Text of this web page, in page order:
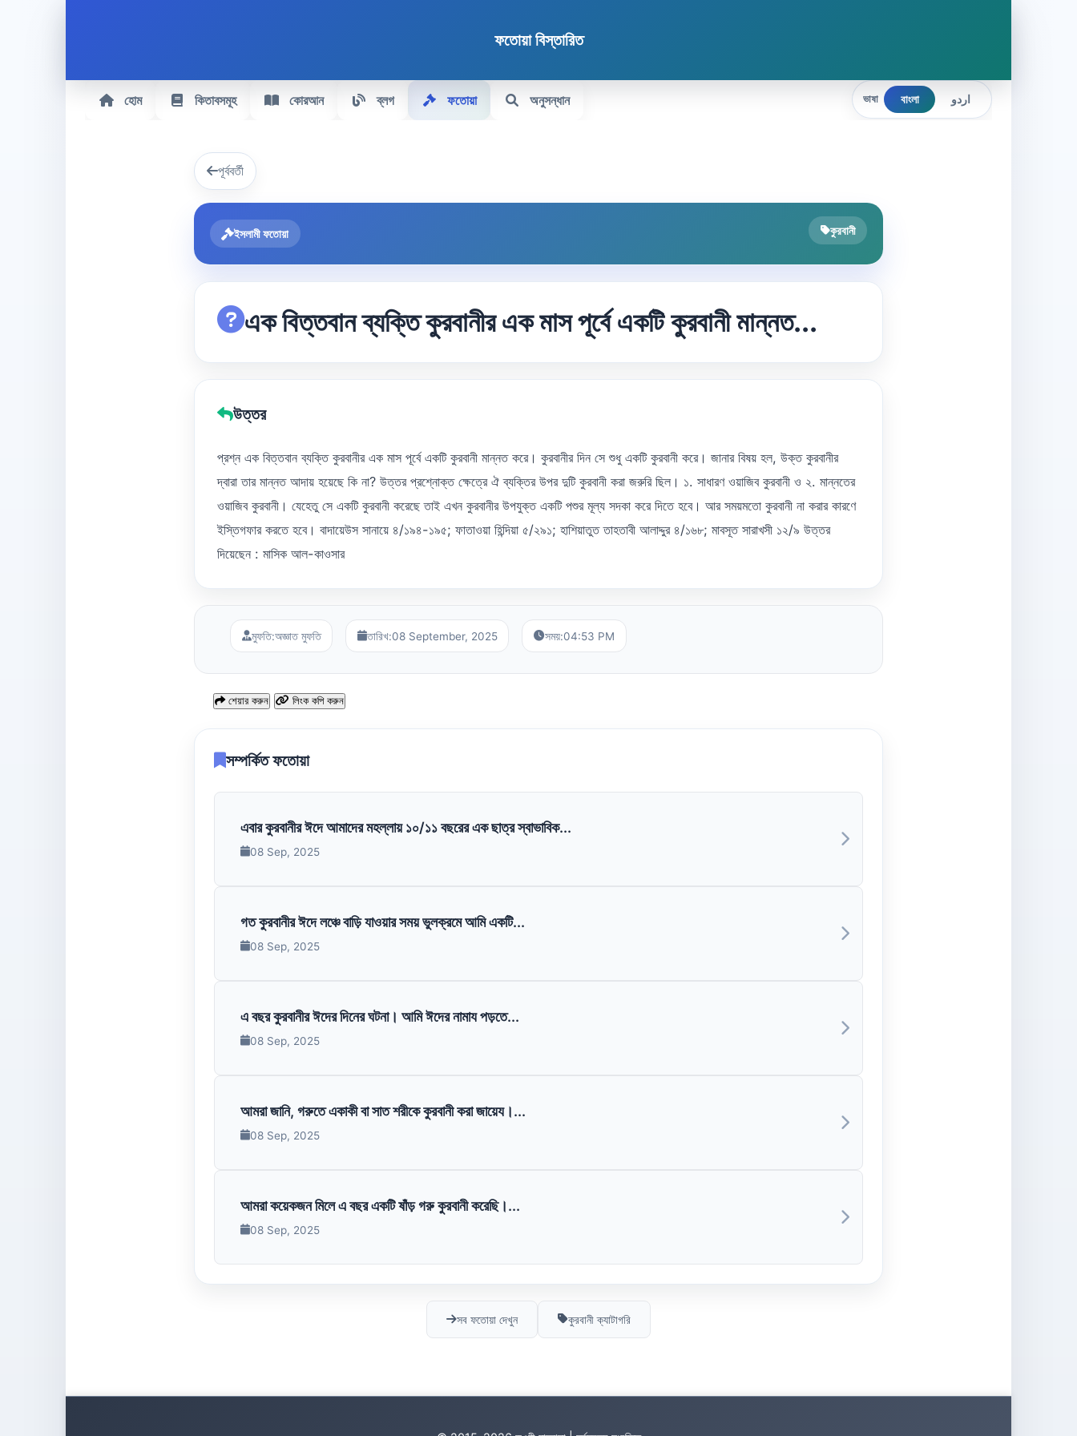
ফতোয়া বিস্তারিত
হোম কিতাবসমূহ কোরআন ব্লগ ফতোয়া অনুসন্ধান ভাষা বাংলা اردو
পূর্ববর্তী
ইসলামী ফতোয়া কুরবানী
এক বিত্তবান ব্যক্তি কুরবানীর এক মাস পূর্বে একটি কুরবানী মান্নত...
উত্তর
প্রশ্ন এক বিত্তবান ব্যক্তি কুরবানীর এক মাস পূর্বে একটি কুরবানী মান্নত করে। কুরবানীর দিন সে শুধু একটি কুরবানী করে। জানার বিষয় হল, উক্ত কুরবানীর
দ্বারা তার মান্নত আদায় হয়েছে কি না? উত্তর প্রশ্নোক্ত ক্ষেত্রে ঐ ব্যক্তির উপর দুটি কুরবানী করা জরুরি ছিল। ১. সাধারণ ওয়াজিব কুরবানী ও ২. মান্নতের
ওয়াজিব কুরবানী। যেহেতু সে একটি কুরবানী করেছে তাই এখন কুরবানীর উপযুক্ত একটি পশুর মূল্য সদকা করে দিতে হবে। আর সময়মতো কুরবানী না করার কারণে
ইস্তিগফার করতে হবে। বাদায়েউস সানায়ে ৪/১৯৪-১৯৫; ফাতাওয়া হিন্দিয়া ৫/২৯১; হাশিয়াতুত তাহতাবী আলাদ্দুর ৪/১৬৮; মাবসূত সারাখসী ১২/৯ উত্তর
দিয়েছেন : মাসিক আল-কাওসার
মুফতি:অজ্ঞাত মুফতি তারিখ:08 September, 2025 সময়:04:53 PM
শেয়ার করুন লিংক কপি করুন
সম্পর্কিত ফতোয়া
এবার কুরবানীর ঈদে আমাদের মহল্লায় ১০/১১ বছরের এক ছাত্র স্বাভাবিক...
08 Sep, 2025
গত কুরবানীর ঈদে লঞ্চে বাড়ি যাওয়ার সময় ভুলক্রমে আমি একটি...
08 Sep, 2025
এ বছর কুরবানীর ঈদের দিনের ঘটনা। আমি ঈদের নামায পড়তে...
08 Sep, 2025
আমরা জানি, গরুতে একাকী বা সাত শরীকে কুরবানী করা জায়েয।...
08 Sep, 2025
আমরা কয়েকজন মিলে এ বছর একটি ষাঁড় গরু কুরবানী করেছি।...
08 Sep, 2025
সব ফতোয়া দেখুন কুরবানী ক্যাটাগরি